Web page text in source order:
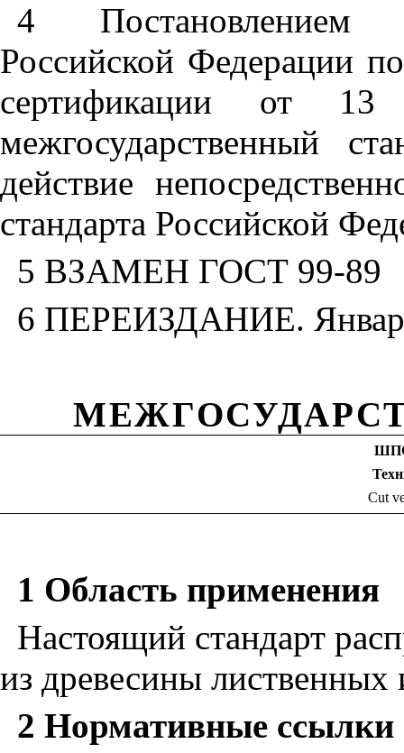
4 Постановлением
Российской Федерации
сертификации
межгосударственный
действие
стандарта Российской
5 ВЗАМЕН ГОСТ 99-89
6 ПЕРЕИЗДАНИЕ.
Cut
1 Область применения
Настоящий стандарт
из древесины
2 Нормативные ссылки